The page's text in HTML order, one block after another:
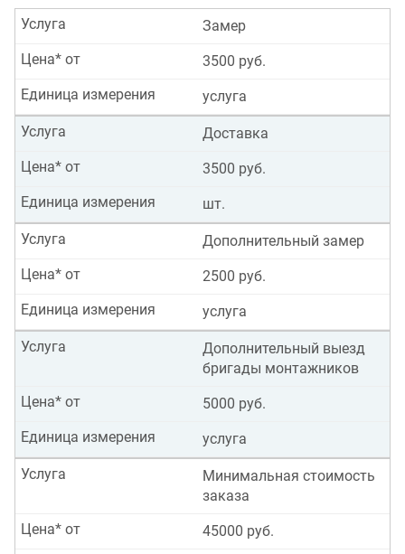
Замер
Услуга
3500 руб.
Цена* от
услуга
Единица измерения
Доставка
Услуга
3500 руб.
Цена* от
шт.
Единица измерения
Дополнительный замер
Услуга
2500 руб.
Цена* от
услуга
Единица измерения
Дополнительный выезд
бригады монтажников
Услуга
5000 руб.
Цена* от
услуга
Единица измерения
Минимальная стоимость
заказа
Услуга
45000 руб.
Цена* от